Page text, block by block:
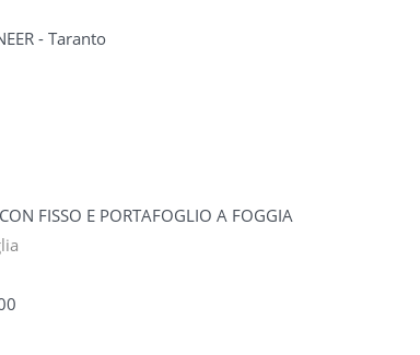
- Taranto
FISSO E PORTAFOGLIO A FOGGIA